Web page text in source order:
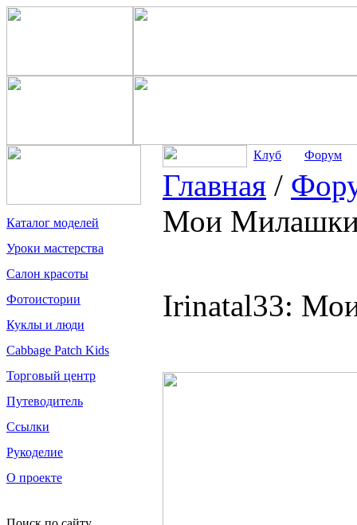
Каталог моделей
Уроки мастерства
Салон красоты
Фотоистории
Куклы и люди
Cabbage Patch Kids
Торговый центр
Путеводитель
Ссылки
Рукоделие
О проекте
Клуб Форум
Главная /
Мои
Irinatal33: